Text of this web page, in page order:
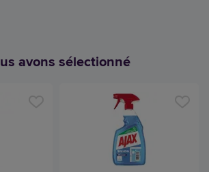
avons sélectionné